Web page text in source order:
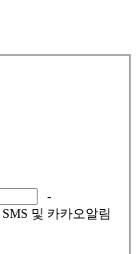
-
SMS 및 카카오알림